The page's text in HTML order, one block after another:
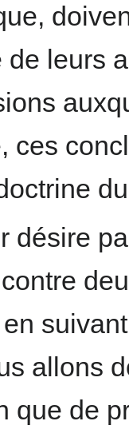
de leurs
ces
désire
allons
que de